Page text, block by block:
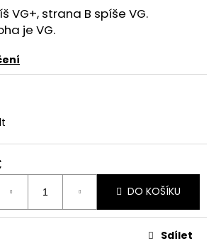
VG+, strana B spíše VG.
je VG.
DO KOŠÍKU
Sdílet